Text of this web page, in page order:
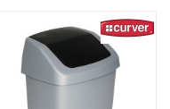
Összehasonlítás